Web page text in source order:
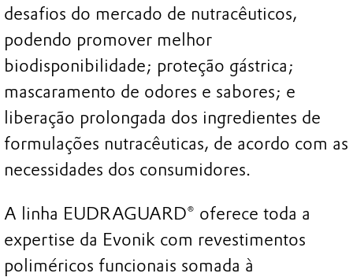
desafios do mercado de nutracêuticos,
podendo promover melhor
biodisponibilidade; proteção gástrica;
mascaramento de odores e sabores; e
liberação prolongada dos ingredientes de
formulações nutracêuticas, de acordo com as
necessidades dos consumidores.
A linha EUDRAGUARD® oferece toda a
expertise da Evonik com revestimentos
poliméricos funcionais somada à